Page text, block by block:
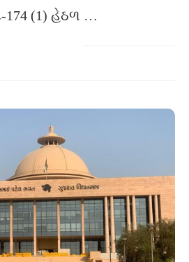
(1) હેઠળ …